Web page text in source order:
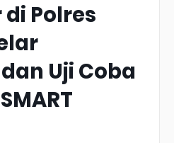
di Polres
Uji Coba